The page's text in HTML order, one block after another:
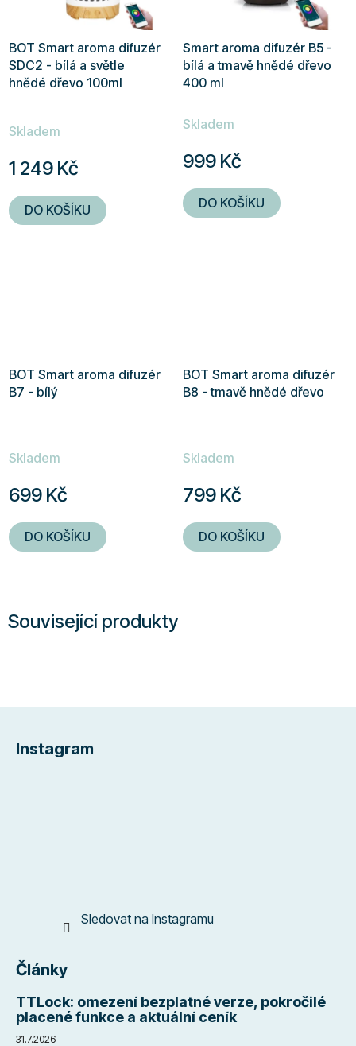
Související produkty
BOT Smart aroma difuzér
SDC2 - bílá a světle
hnědé dřevo 100ml
Skladem
1 249 Kč
DO KOŠÍKU
Smart aroma difuzér B5 -
bílá a tmavě hnědé dřevo
400 ml
hodnocení
je
5,0
z
Skladem
999 Kč
DO KOŠÍKU
BOT Smart aroma difuzér
B7 - bílý
Skladem
699 Kč
DO KOŠÍKU
BOT Smart aroma difuzér
B8 - tmavě hnědé dřevo
Skladem
799 Kč
DO KOŠÍKU
Instagram
Sledovat na Instagramu
Články
TTLock: omezení bezplatné verze, pokročilé
placené funkce a aktuální ceník
31.7.2026